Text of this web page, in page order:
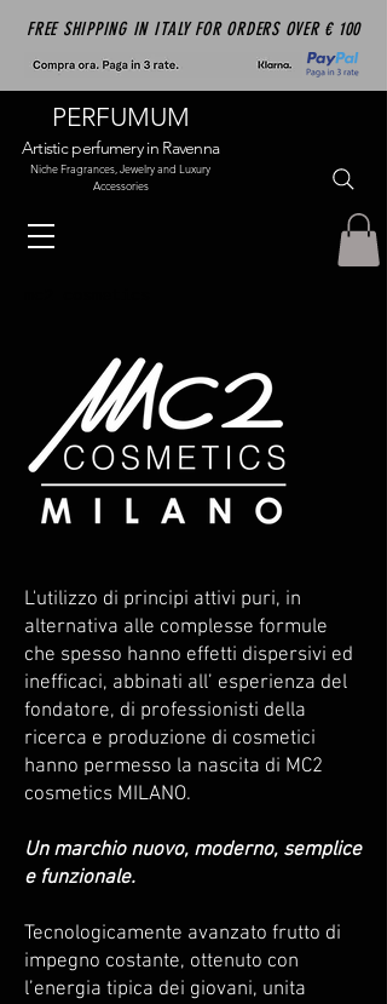
PERFUMUM
Artistic perfumery in Ravenna
Niche Fragrances, Jewelry and Luxury
Accessories
FREE SHIPPING IN ITALY FOR ORDERS OVER € 100
L'utilizzo di principi attivi puri, in
alternativa alle complesse formule
che spesso hanno effetti dispersivi ed
inefficaci, abbinati all’ esperienza del
fondatore, di professionisti della
ricerca e produzione di cosmetici
hanno permesso la nascita di MC2
cosmetics MILANO.
Un marchio nuovo, moderno, semplice
e funzionale.
Tecnologicamente avanzato frutto di
impegno costante, ottenuto con
l’energia tipica dei giovani, unita